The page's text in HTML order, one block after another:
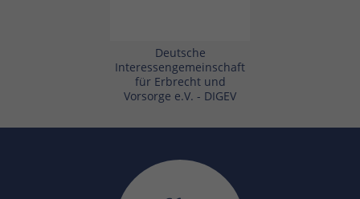
Deutsche
Interessengemeinschaft
für Erbrecht und
Vorsorge e.V. - DIGEV